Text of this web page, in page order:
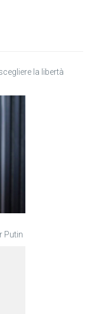
la libertà
Putin